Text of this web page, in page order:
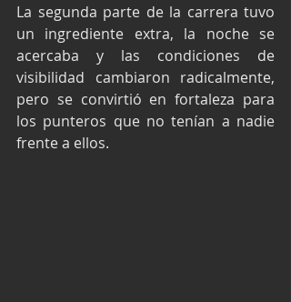
La segunda parte de la carrera tuvo
un ingrediente extra, la noche se
acercaba y las condiciones de
visibilidad cambiaron radicalmente,
pero se convirtió en fortaleza para
los punteros que no tenían a nadie
frente a ellos.